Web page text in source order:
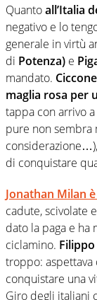
Quantoall’Italia
negativo e lo
generale in virtù
di Potenza) e
mandato. Ciccone
maglia rosa per
tappa con arrivo a
pure non
di conquistare
Jonathan Milan
cadute, scivolate
dato la paga e ha
ciclamino.
troppo: aspettava
conquistare una
Giro degli italiani